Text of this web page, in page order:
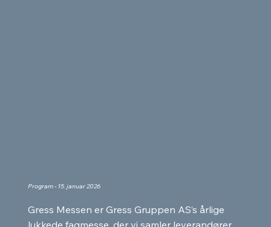
Program - 15. januar 2026
Gress Messen er Gress Gruppen AS’s årlige